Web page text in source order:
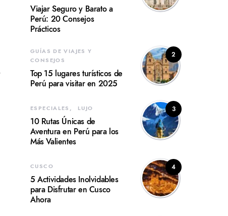
Viajar Seguro y Barato a
Perú: 20 Consejos
Prácticos
2
GUÍAS DE VIAJES Y
CONSEJOS
Top 15 lugares turísticos de
Perú para visitar en 2025
3
ESPECIALES LUJO
10 Rutas Únicas de
Aventura en Perú para los
Más Valientes
4
CUSCO
5 Actividades Inolvidables
para Disfrutar en Cusco
Ahora